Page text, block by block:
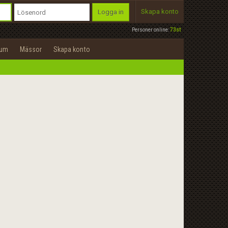
Personer online:73st
Logga in Skapa konto
Mässor Skapa konto